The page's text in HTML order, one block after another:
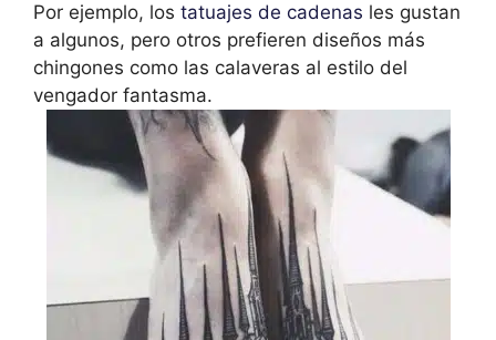
Por ejemplo, los tatuajes de cadenas les gustan
a algunos, pero otros prefieren diseños más
chingones como las calaveras al estilo del
vengador fantasma.